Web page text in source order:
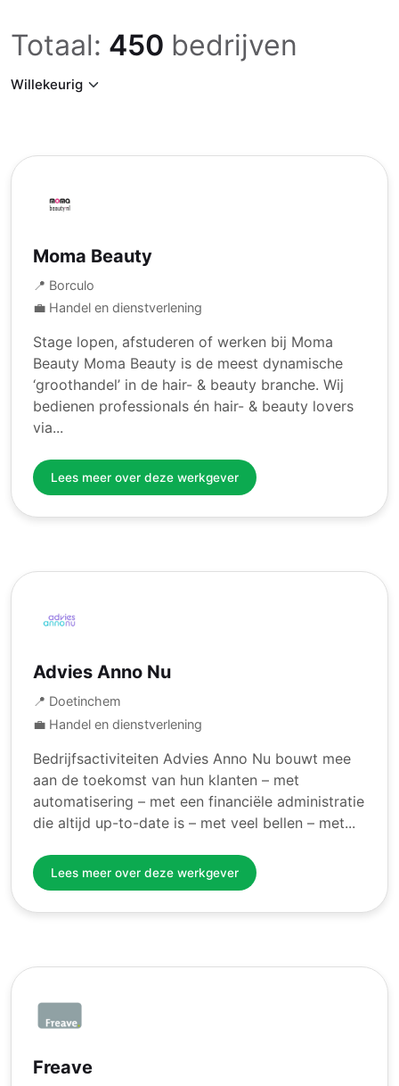
Totaal: 450 bedrijven
Moma Beauty
📍 Borculo
💼 Handel en dienstverlening
Stage lopen, afstuderen of werken bij Moma
Beauty Moma Beauty is de meest dynamische
‘groothandel’ in de hair- & beauty branche. Wij
bedienen professionals én hair- & beauty lovers
via...
Lees meer over deze werkgever
Advies Anno Nu
📍 Doetinchem
💼 Handel en dienstverlening
Bedrijfsactiviteiten Advies Anno Nu bouwt mee
aan de toekomst van hun klanten – met
automatisering – met een financiële administratie
die altijd up-to-date is – met veel bellen – met...
Lees meer over deze werkgever
Freave